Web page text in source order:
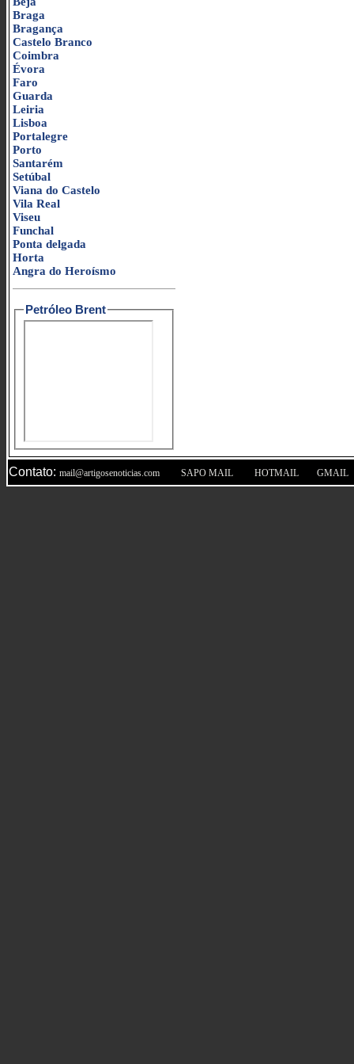
Braga
Bragança
Castelo Branco
Coimbra
Évora
Faro
Guarda
Leiria
Lisboa
Portalegre
Porto
Santarém
Setúbal
Viana do Castelo
Vila Real
Viseu
Funchal
Ponta delgada
Horta
Angra do Heroísmo
Petróleo Brent
Contato: mail@artigosenoticias.com SAPO MAIL HOTMAIL GMAIL